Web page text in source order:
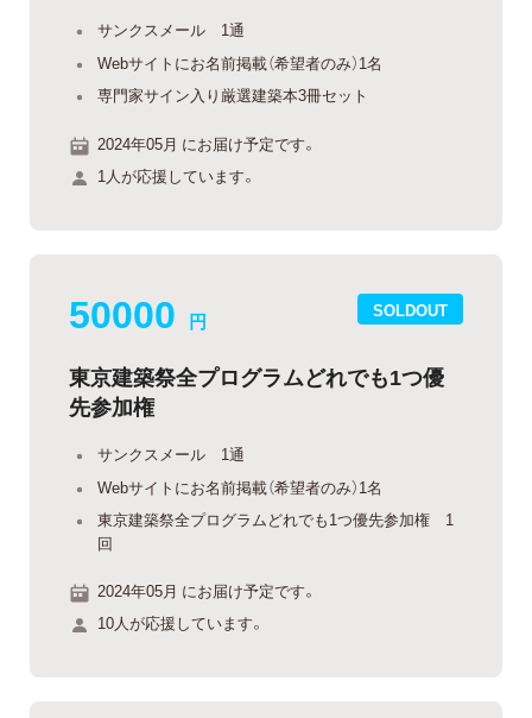
サンクスメール 1通
Webサイトにお名前掲載（希望者のみ）1名
専門家サイン入り厳選建築本3冊セット
2024年05月 にお届け予定です。
1人が応援しています。
SOLDOUT
50000 円
東京建築祭全プログラムどれでも1つ優
先参加権
サンクスメール 1通
Webサイトにお名前掲載（希望者のみ）1名
東京建築祭全プログラムどれでも1つ優先参加権 1
回
2024年05月 にお届け予定です。
10人が応援しています。